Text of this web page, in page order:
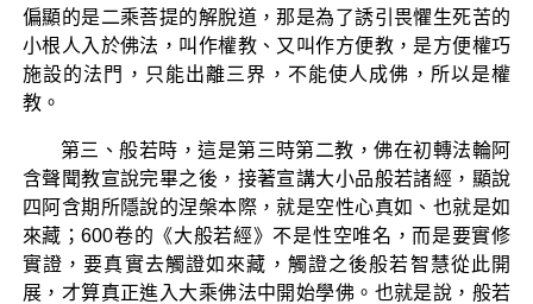
偏顯的是二乘菩提的解脫道，那是為了誘引畏懼生死苦的
小根人入於佛法，叫作權教、又叫作方便教，是方便權巧
施設的法門，只能出離三界，不能使人成佛，所以是權
教。
第三、般若時，這是第三時第二教，佛在初轉法輪阿
含聲聞教宣說完畢之後，接著宣講大小品般若諸經，顯說
四阿含期所隱說的涅槃本際，就是空性心真如、也就是如
來藏；600卷的《大般若經》不是性空唯名，而是要實修
實證，要真實去觸證如來藏，觸證之後般若智慧從此開
展，才算真正進入大乘佛法中開始學佛。也就是說，般若